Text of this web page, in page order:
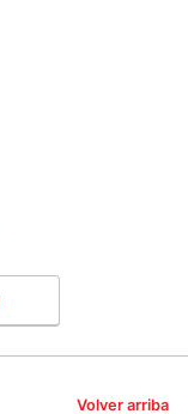
Volver arriba